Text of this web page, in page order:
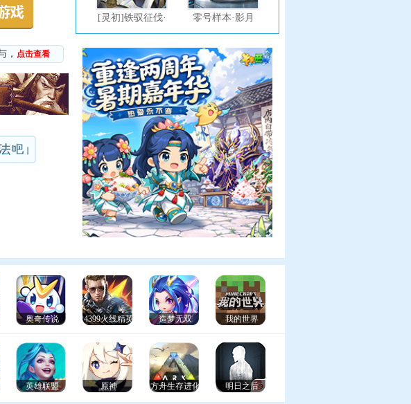
， 点击查看
[灵初]铁驭征伐·
战车
零号样本·影月
奥奇传说 4399火线精英 造梦无双 我的世界
英雄联盟 原神 方舟生存进化 明日之后